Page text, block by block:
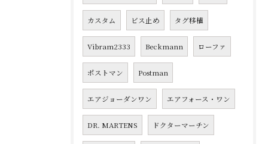
カスタム ビス止め タグ移植
Vibram2333 Beckmann ローファ
ポストマン Postman
エアジョーダンワン エアフォース・ワン
DR. MARTENS ドクターマーチン